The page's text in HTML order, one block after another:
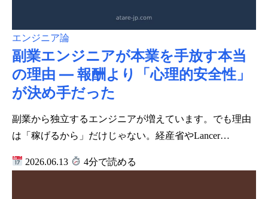
エンジニア論
副業エンジニアが本業を手放す本当
の理由 ― 報酬より「心理的安全性」
が決め手だった
副業から独立するエンジニアが増えています。でも理由
は「稼げるから」だけじゃない。経産省やLancer…
2026.06.13 4分で読める